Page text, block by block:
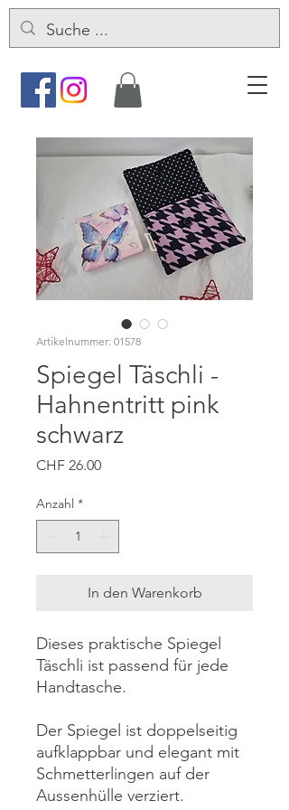
Artikelnummer: 01578
Spiegel Täschli -
Hahnentritt pink
schwarz
CHF 26.00Preis
Anzahl *
In den Warenkorb
Dieses praktische Spiegel
Täschli ist passend für jede
Handtasche.
Der Spiegel ist doppelseitig
aufklappbar und elegant mit
Schmetterlingen auf der
Aussenhülle verziert.